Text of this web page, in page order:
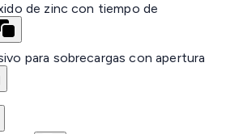
de zinc con tiempo de
para sobrecargas con apertura